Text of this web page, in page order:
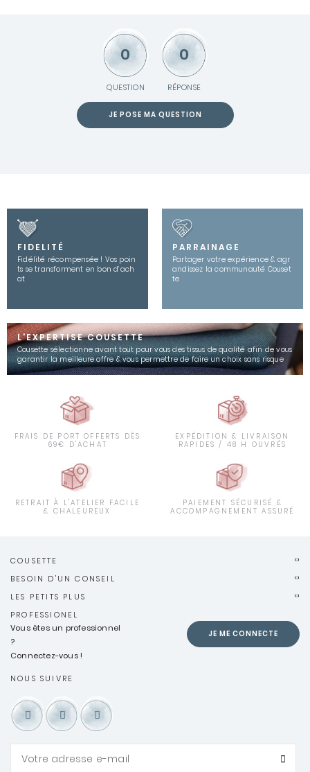
0
QUESTION
0
RÉPONSE
JE POSE MA QUESTION
FIDELITÉ
Fidélité récompensée ! Vos poin
ts se transforment en bon d’ach
at
PARRAINAGE
Partager votre expérience & agr
andissez la communauté Couset
te
L'EXPERTISE COUSETTE
Cousette sélectionne avant tout pour vous des tissus de qualité afin de vous
garantir la meilleure offre & vous permettre de faire un choix sans risque
FRAIS DE PORT OFFERTS DÈS
69€ D'ACHAT
EXPÉDITION & LIVRAISON
RAPIDES / 48 H OUVRÉS
RETRAIT À L'ATELIER FACILE
& CHALEUREUX
PAIEMENT SÉCURISÉ &
ACCOMPAGNEMENT ASSURÉ
COUSETTE
BESOIN D'UN CONSEIL
LES PETITS PLUS
PROFESSIONEL
Vous êtes un professionnel
?
Connectez-vous !
JE ME CONNECTE
NOUS SUIVRE